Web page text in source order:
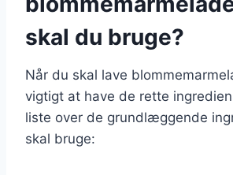
skal du bruge?
Når du skal lave
vigtigt at have de rette
liste over de grundlæggende
skal bruge: